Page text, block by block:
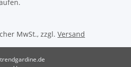
MwSt., zzgl. Versand